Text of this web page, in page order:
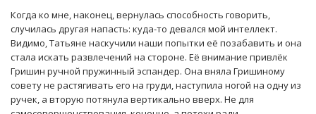
Когда ко мне, наконец, вернулась способность говорить,
случилась другая напасть: куда-то девался мой интеллект.
Видимо, Татьяне наскучили наши попытки её позабавить и она
стала искать развлечений на стороне. Её внимание привлёк
Гришин ручной пружинный эспандер. Она вняла Гришиному
совету не растягивать его на груди, наступила ногой на одну из
ручек, а вторую потянула вертикально вверх. Не для